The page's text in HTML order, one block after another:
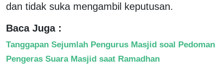
dan tidak suka mengambil keputusan.
Baca Juga :
Tanggapan Sejumlah Pengurus Masjid soal Pedoman
Pengeras Suara Masjid saat Ramadhan